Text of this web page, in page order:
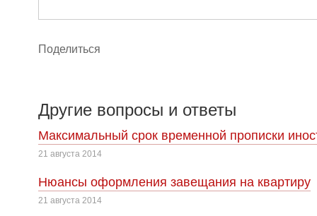
Поделиться
Другие вопросы и ответы
Максимальный срок временной прописки
21 августа 2014
Нюансы оформления завещания на квартиру
21 августа 2014